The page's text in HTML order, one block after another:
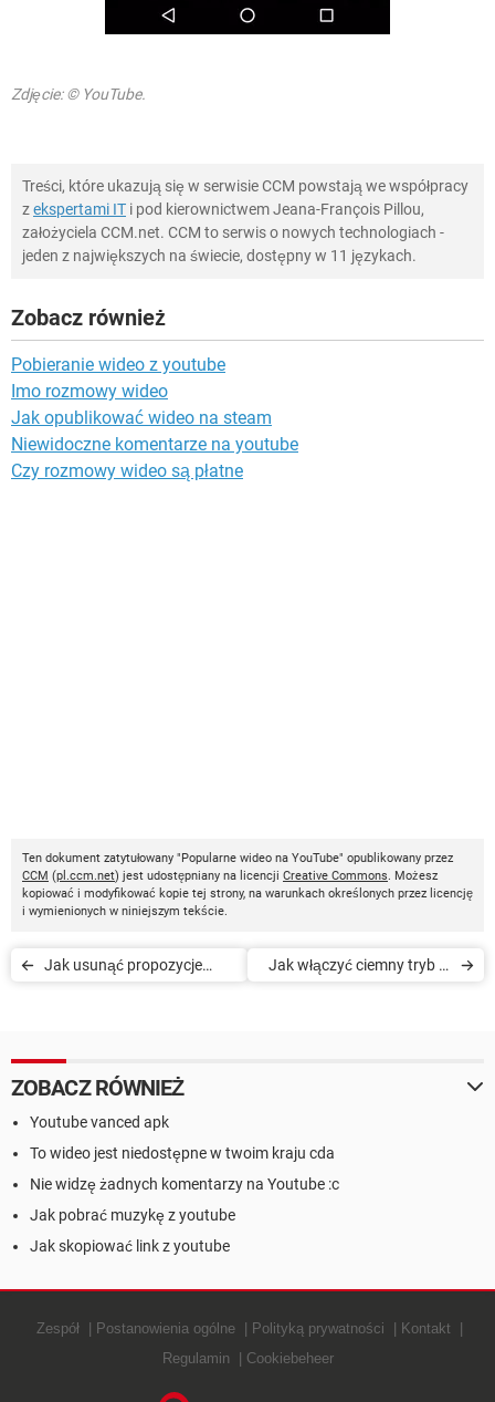
Zdjęcie: © YouTube.
Treści, które ukazują się w serwisie CCM powstają we współpracy
zekspertami IT i pod kierownictwem Jeana-François Pillou,
założyciela CCM.net. CCM to serwis o nowych technologiach -
jeden z największych na świecie, dostępny w 11 językach.
Zobacz również
Pobieranie wideo z youtube
Imo rozmowy wideo
Jak opublikować wideo na steam
Niewidoczne komentarze na youtube
Czy rozmowy wideo są płatne
Ten dokument zatytułowany "Popularne wideo na YouTube" opublikowany przez
CCM (pl.ccm.net) jest udostępniany na licencji Creative Commons. Możesz
kopiować i modyfikować kopie tej strony, na warunkach określonych przez licencję
i wymienionych w niniejszym tekście.
Jak usunąć propozycje
Jak włączyć ciemny tryb w
ZOBACZ RÓWNIEŻ
Youtube vanced apk
To wideo jest niedostępne w twoim kraju cda
Nie widzę żadnych komentarzy na Youtube :c
Jak pobrać muzykę z youtube
Jak skopiować link z youtube
Zespół Postanowienia ogólne Polityką prywatności
Kontakt
Regulamin
Cookiebeheer